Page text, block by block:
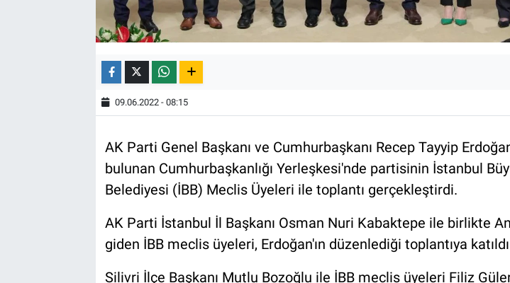
09.06.2022 - 08:15
AK Parti Genel Başkanı ve Cumhurbaşkanı Recep Tayyip
bulunan Cumhurbaşkanlığı Yerleşkesi'nde partisinin İstanbul
Belediyesi (İBB) Meclis Üyeleri ile toplantı gerçekleştirdi.
AK Parti İstanbul İl Başkanı Osman Nuri Kabaktepe ile birlikte
giden İBB meclis üyeleri, Erdoğan'ın düzenlediği toplantıya
Silivri İlçe Başkanı Mutlu Bozoğlu ile İBB meclis üyeleri Filiz